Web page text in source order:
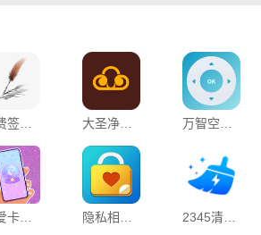
免费签名字体练习app 大圣净化最新版
可爱卡哇伊壁纸软件 2345清理王官方正版